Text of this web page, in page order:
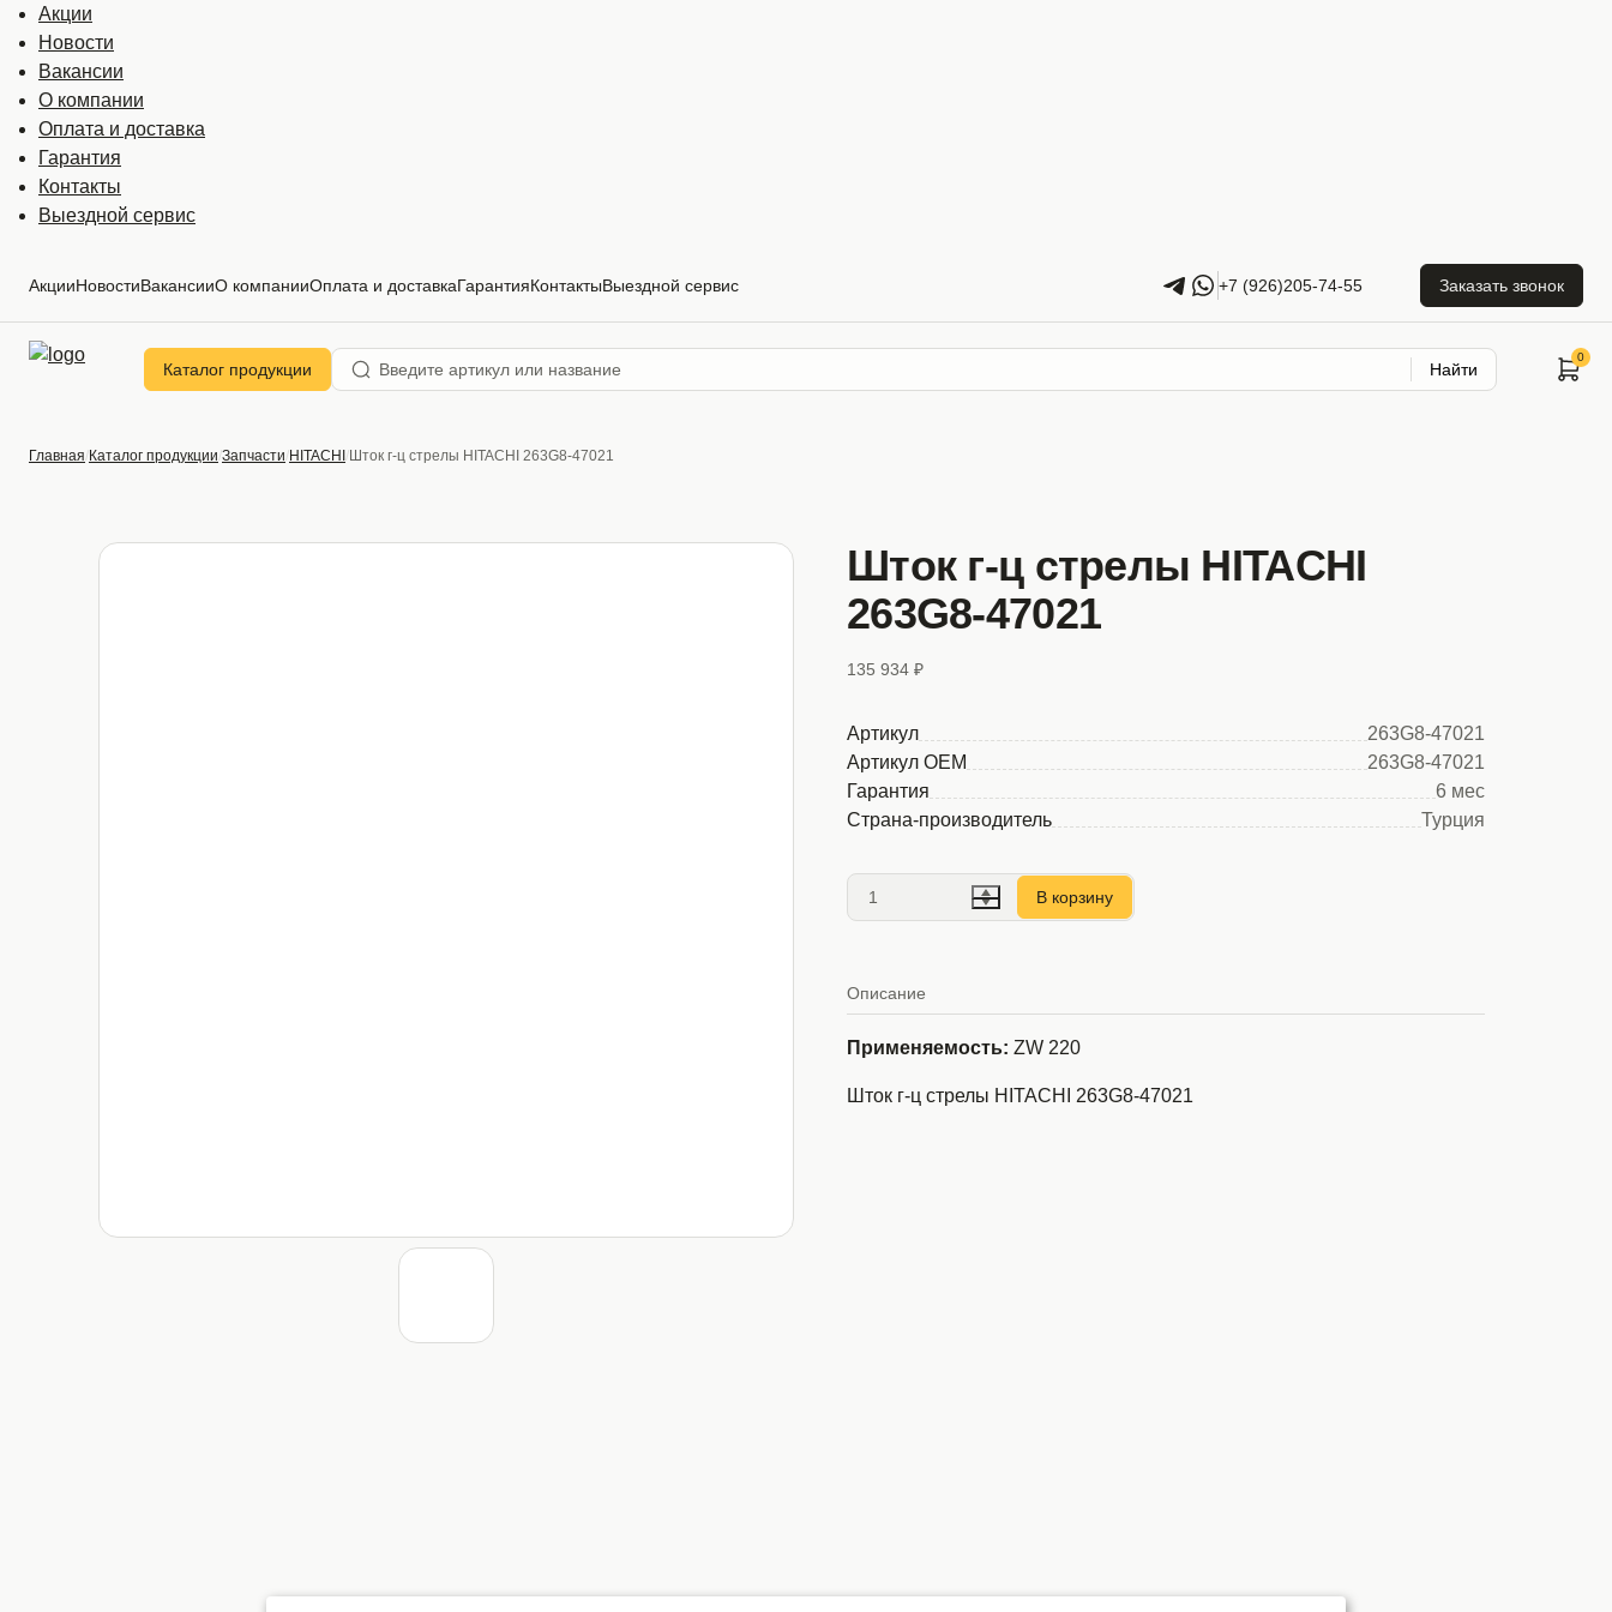
Акции
Новости
Вакансии
О компании
Оплата и доставка
Гарантия
Контакты
Выездной сервис
АкцииНовостиВакансииО компанииОплата и доставкаГарантияКонтактыВыездной сервис +7 (926)205-74-55 Заказать звонок
Каталог продукции Найти
Главная Каталог продукции Запчасти HITACHI Шток г-ц стрелы HITACHI 263G8-47021
Шток г-ц стрелы HITACHI
263G8-47021
135 934 ₽
Артикул
263G8-47021
Артикул OEM
263G8-47021
Гарантия
6 мес
Страна-производитель
Турция
В корзину
Описание
Применяемость: ZW 220
Шток г-ц стрелы HITACHI 263G8-47021